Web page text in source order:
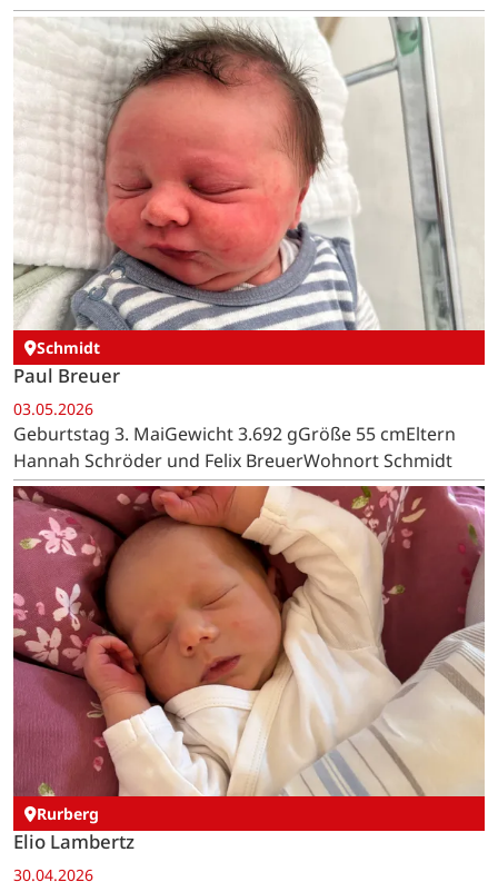
Schmidt
Paul Breuer
03.05.2026
Geburtstag 3. MaiGewicht 3.692 gGröße 55 cmEltern
Hannah Schröder und Felix BreuerWohnort Schmidt
Rurberg
Elio Lambertz
30.04.2026